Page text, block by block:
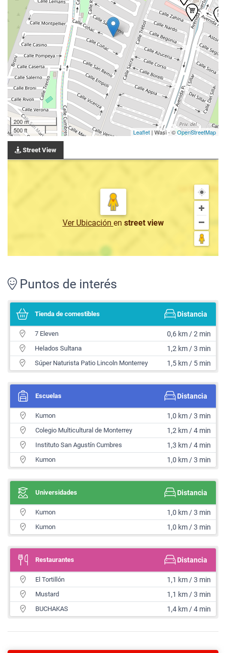
200 m
500 ft
Leaflet | Wasi - ©OpenStreetMap
Street View
Ver Ubicación en street view
Puntos de interés
Tienda de comestibles Distancia
7 Eleven 0,6 km / 2 min
Helados Sultana 1,2 km / 3 min
Súper Naturista Patio Lincoln Monterrey 1,5 km / 5 min
Escuelas Distancia
Kumon 1,0 km / 3 min
Colegio Multicultural de Monterrey 1,2 km / 4 min
Instituto San Agustín Cumbres 1,3 km / 4 min
Kumon 1,0 km / 3 min
Universidades Distancia
Kumon 1,0 km / 3 min
Kumon 1,0 km / 3 min
Restaurantes Distancia
El Tortillón 1,1 km / 3 min
Mustard 1,1 km / 3 min
BUCHAKAS 1,4 km / 4 min